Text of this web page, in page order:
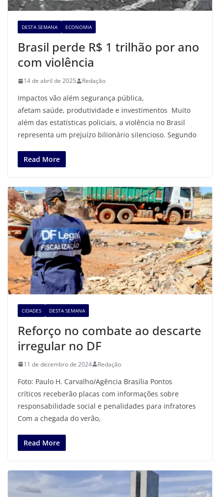
DESTA SEMANA ECONOMIA
Brasil perde R$ 1 trilhão por ano
com violência
14 de abril de 2025 Redação
Impactos vão além segurança pública,
afetam saúde, produtividade e investimentos Muito
além das estatísticas policiais, a violência no Brasil
representa um prejuízo bilionário silencioso. Segundo
Read More
CIDADES DESTA SEMANA
Reforço no combate ao descarte
irregular no DF
11 de dezembro de 2024 Redação
Foto: Paulo H. Carvalho/Agência Brasília Pontos
críticos receberão placas com informações sobre
responsabilidade social e penalidades para infratores
Com a chegada do verão,
Read More